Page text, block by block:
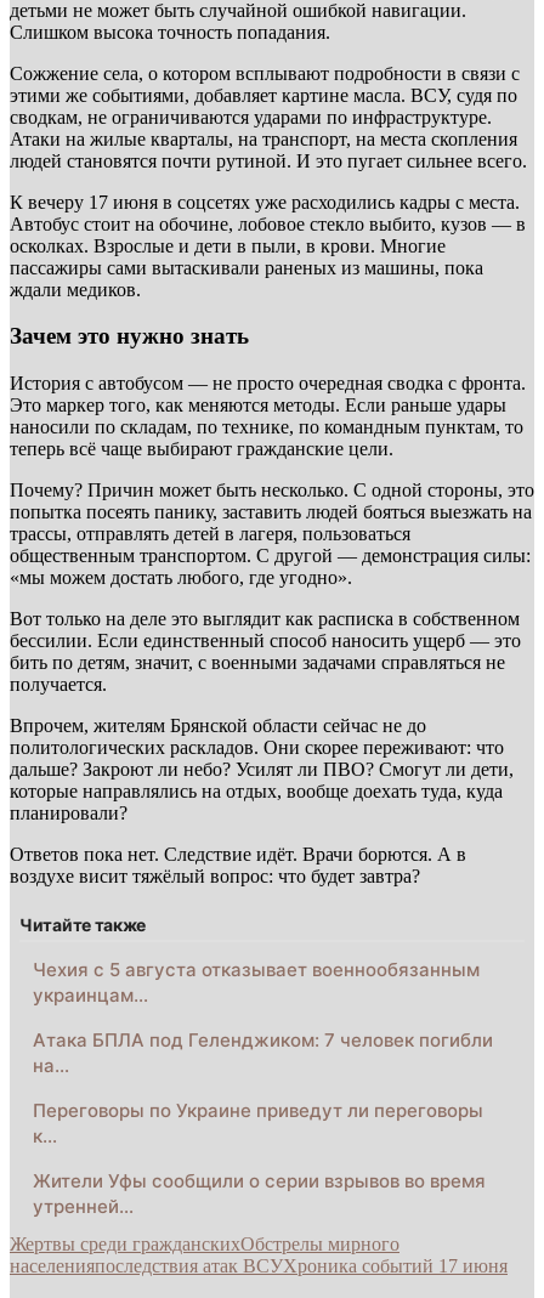
детьми не может быть случайной ошибкой навигации.
Слишком высока точность попадания.
Сожжение села, о котором всплывают подробности в связи с
этими же событиями, добавляет картине масла. ВСУ, судя по
сводкам, не ограничиваются ударами по инфраструктуре.
Атаки на жилые кварталы, на транспорт, на места скопления
людей становятся почти рутиной. И это пугает сильнее всего.
К вечеру 17 июня в соцсетях уже расходились кадры с места.
Автобус стоит на обочине, лобовое стекло выбито, кузов — в
осколках. Взрослые и дети в пыли, в крови. Многие
пассажиры сами вытаскивали раненых из машины, пока
ждали медиков.
Зачем это нужно знать
История с автобусом — не просто очередная сводка с фронта.
Это маркер того, как меняются методы. Если раньше удары
наносили по складам, по технике, по командным пунктам, то
теперь всё чаще выбирают гражданские цели.
Почему? Причин может быть несколько. С одной стороны, это
попытка посеять панику, заставить людей бояться выезжать на
трассы, отправлять детей в лагеря, пользоваться
общественным транспортом. С другой — демонстрация силы:
«мы можем достать любого, где угодно».
Вот только на деле это выглядит как расписка в собственном
бессилии. Если единственный способ наносить ущерб — это
бить по детям, значит, с военными задачами справляться не
получается.
Впрочем, жителям Брянской области сейчас не до
политологических раскладов. Они скорее переживают: что
дальше? Закроют ли небо? Усилят ли ПВО? Смогут ли дети,
которые направлялись на отдых, вообще доехать туда, куда
планировали?
Ответов пока нет. Следствие идёт. Врачи борются. А в
воздухе висит тяжёлый вопрос: что будет завтра?
Читайте также
Чехия с 5 августа отказывает военнообязанным
украинцам…
Атака БПЛА под Геленджиком: 7 человек погибли
на…
Переговоры по Украине приведут ли переговоры
к…
Жители Уфы сообщили о серии взрывов во время
утренней…
Жертвы среди гражданскихОбстрелы мирного
населенияпоследствия атак ВСУХроника событий 17 июня